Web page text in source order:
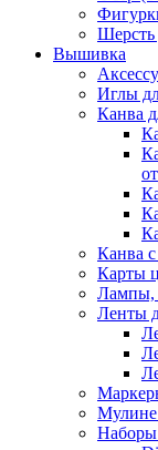
Шерсть
Вышивка
Иглы
Канва
Канва
Карты
Лампы,
Ленты